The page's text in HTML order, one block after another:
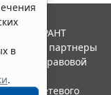
в
.
ГАРАНТ
и ее партнеры
правовой
сетевого